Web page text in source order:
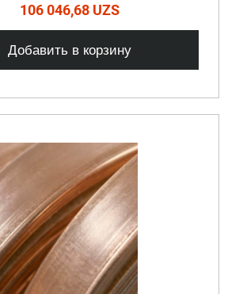
106 046,68 UZS
Добавить в корзину